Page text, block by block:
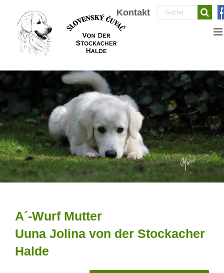
springen
Kontakt
Suche
A´-Wurf Mutter
Uuna Jolina von der Stockacher
Halde